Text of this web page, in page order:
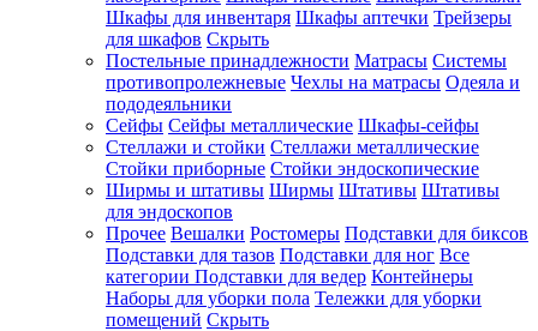
Шкафы для инвентаря Шкафы аптечки Трейзеры
для шкафов Скрыть
Постельные принадлежности Матрасы Системы
противопролежневые Чехлы на матрасы Одеяла и
пододеяльники
Сейфы Сейфы металлические Шкафы-сейфы
Стеллажи и стойки Стеллажи металлические
Стойки приборные Стойки эндоскопические
Ширмы и штативы Ширмы Штативы Штативы
для эндоскопов
Прочее Вешалки Ростомеры Подставки для биксов
Подставки для тазов Подставки для ног Все
категории Подставки для ведер Контейнеры
Наборы для уборки пола Тележки для уборки
помещений Скрыть